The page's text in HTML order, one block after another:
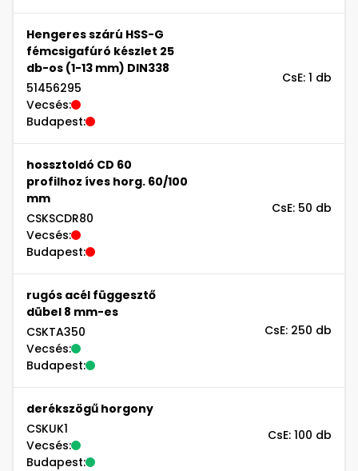
Hengeres szárú HSS-G
fémcsigafúró készlet 25
db-os (1-13 mm) DIN338
51456295
Vecsés:
Budapest:
CsE: 1 db
hossztoldó CD 60
profilhoz íves horg. 60/100
mm
CSKSCDR80
Vecsés:
Budapest:
CsE: 50 db
rugós acél függesztő
dübel 8 mm-es
CSKTA350
Vecsés:
Budapest:
CsE: 250 db
derékszögű horgony
CSKUK1
Vecsés:
Budapest:
CsE: 100 db